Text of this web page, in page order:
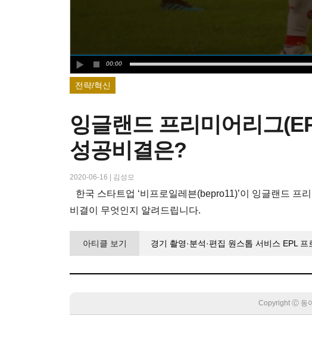
00:00
전략/혁신
잉글랜드 프리미어리그
성공비결은?
2020-06-16 | 김성모
한국 스타트업 ‘비프로일레븐(bepro11)’이 잉글랜드
비결이 무엇인지 알려드립니다.
아티클 보기 경기 촬영·분석·편집 원스톱 서비스 EPL 프
Copyright Ⓒ 동